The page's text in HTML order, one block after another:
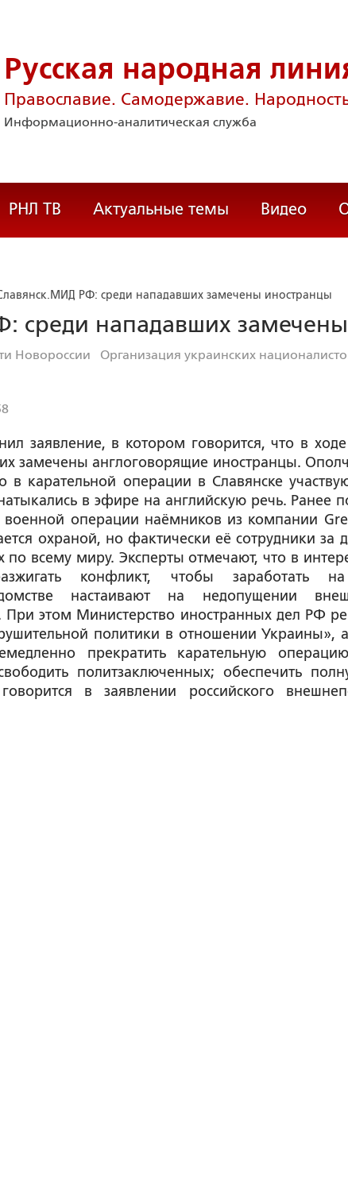
Русская народная
Православие. Самодержавие.
Информационно-аналитическая служба
РНЛ ТВ Актуальные темы Видео
РФ: среди нападавших замечены иностранцы
среди нападавших
Новороссии
Организация украинских
заявление, в котором говорится, что в
замечены англоговорящие иностранцы.
карательной операции в Славянске
в эфире на английскую речь. Ранее
операции наёмников из компании
охраной, но фактически её сотрудники за
по всему миру. Эксперты отмечают, что в
конфликт, чтобы заработать
настаивают на недопущении
При этом Министерство иностранных дел РФ
политики в отношении Украины»,
прекратить карательную
политзаключенных; обеспечить
в заявлении российского